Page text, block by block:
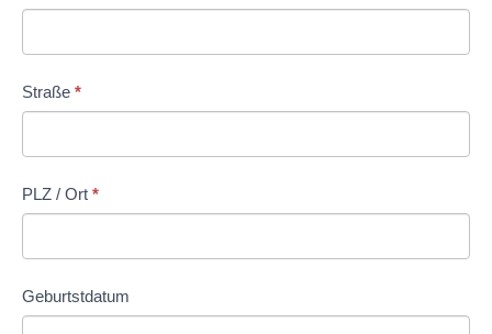
Straße *
PLZ / Ort *
Geburtstdatum
lasse
leer.